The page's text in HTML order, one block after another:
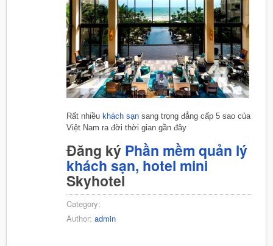
Rất nhiều khách sạn sang trọng đẳng cấp 5 sao của
Việt Nam ra đời thời gian gần đây
Đăng ký Phần mềm quản lý
khách sạn, hotel mini
Skyhotel
Category:
Author: admin